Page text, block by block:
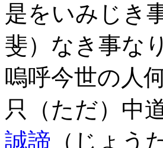
是をいみじき
斐）なき事なり
嗚呼今世の人
只（ただ）中
誠諦 （じょう